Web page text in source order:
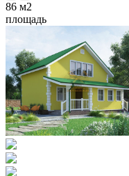
86 м2
площадь